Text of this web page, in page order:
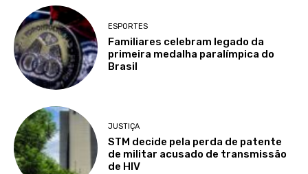
ESPORTES
Familiares celebram legado da
primeira medalha paralímpica do
Brasil
JUSTIÇA
STM decide pela perda de patente
de militar acusado de transmissão
de HIV